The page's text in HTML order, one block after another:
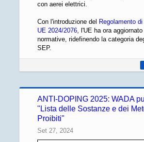
con aerei elettrici.
Con l'introduzione del Regolamento
UE 2024/2076, l'UE ha ora aggiornato
normative, ridefinendo la categoria
SEP.
ANTI-DOPING 2025: WADA
"Lista delle Sostanze e dei
Proibiti"
Set 27, 2024